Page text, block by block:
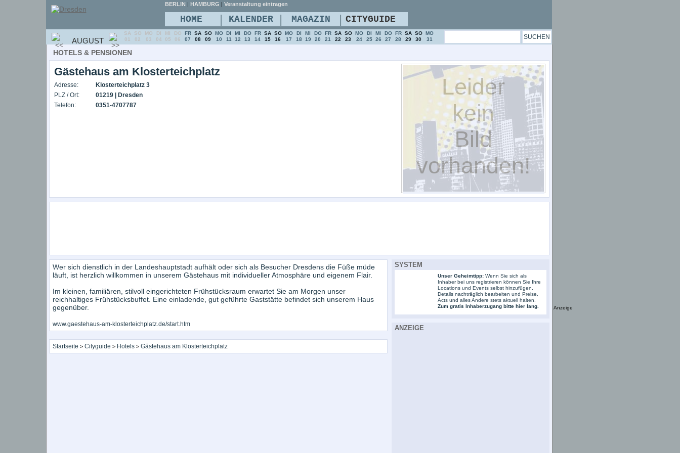
HOTELS & PENSIONEN
Gästehaus am Klosterteichplatz
Adresse:
Klosterteichplatz 3
PLZ / Ort:
01219 | Dresden
Telefon:
0351-4707787
Leider
kein
Bild
vorhanden!
Wer sich dienstlich in der Landeshauptstadt aufhält oder sich als Besucher Dresdens die Füße müde
läuft, ist herzlich willkommen in unserem Gästehaus mit individueller Atmosphäre und eigenem Flair.
Im kleinen, familiären, stilvoll eingerichteten Frühstücksraum erwartet Sie am Morgen unser
reichhaltiges Frühstücksbuffet. Eine einladende, gut geführte Gaststätte befindet sich unserem Haus
gegenüber.
www.gaestehaus-am-klosterteichplatz.de/start.htm
Startseite > Cityguide > Hotels > Gästehaus am Klosterteichplatz
SYSTEM
Unser Geheimtipp:Wenn Sie sich als
Inhaber bei uns registrieren können Sie Ihre
Locations und Events selbst hinzufügen,
Details nachträglich bearbeiten und Preise,
Acts und alles Andere stets aktuell halten.
Zum gratis Inhaberzugang bitte hier lang.
ANZEIGE
BERLIN | HAMBURG | Veranstaltung eintragen
HOME | KALENDER | MAGAZIN | CITYGUIDE
AUGUST
SA
01
SO
02
MO
03
DI
04
MI
05
DO
06
FR
07
SA
08
SO
09
MO
10
DI
11
MI
12
DO
13
FR
14
SA
15
SO
16
MO
17
DI
18
MI
19
DO
20
FR
21
SA
22
SO
23
MO
24
DI
25
MI
26
DO
27
FR
28
SA
29
SO
30
MO
31
Anzeige